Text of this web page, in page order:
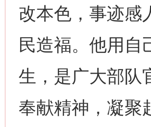
改本色，事迹感
民造福。他用自
生，是广大部队
奉献精神，凝聚